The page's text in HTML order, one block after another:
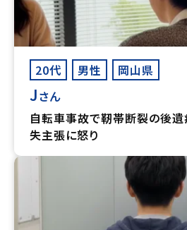
20代 男性 岡山県
Jさん
自転車事故で靭帯断裂の後遺
失主張に怒り